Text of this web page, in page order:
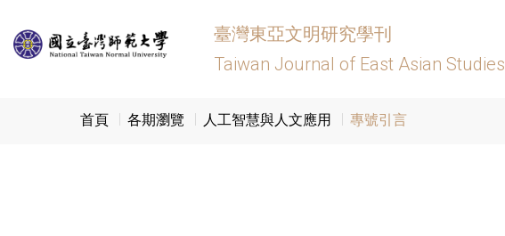
臺灣東亞文明研究學刊
Taiwan Journal of East Asian Studies
首頁 各期瀏覽 人工智慧與人文應用 專號引言